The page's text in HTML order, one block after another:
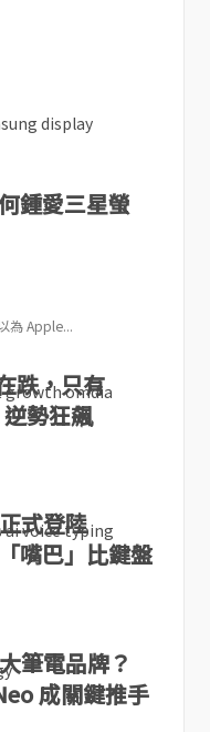
鍾愛三星螢
為 Apple...
跌，只有
勢狂飆
式登陸
嘴巴」比鍵盤
筆電品牌？
成關鍵推手